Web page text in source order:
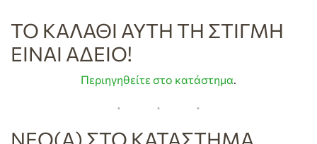
ΤΟ ΚΑΛΆΘΙ ΑΥΤΉ ΤΗ ΣΤΙΓΜΉ
ΕΊΝΑΙ ΆΔΕΙΟ!
Περιηγηθείτε στο κατάστημα.
ΝΈΟ(Α) ΣΤΟ ΚΑΤΆΣΤΗΜΑ.